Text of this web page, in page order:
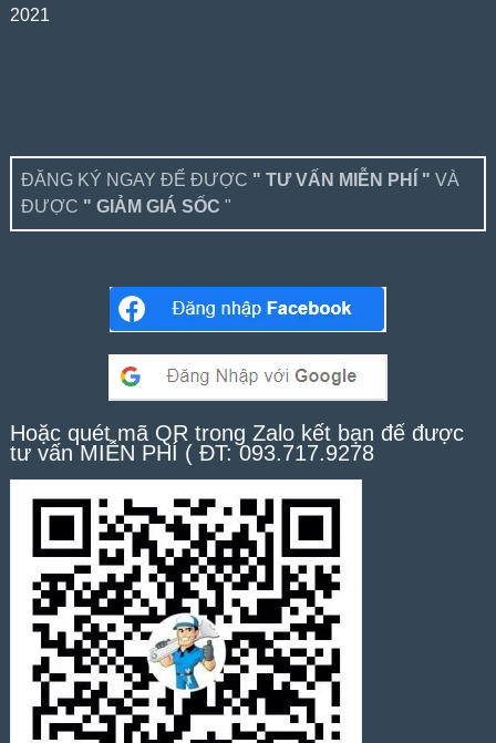
2021
ĐĂNG KÝ NGAY ĐỂ ĐƯỢC " TƯ VẤN MIỄN PHÍ " VÀ
ĐƯỢC " GIẢM GIÁ SỐC "
Hoặc quét mã QR trong Zalo kết bạn để được
tư vấn MIỄN PHÍ ( ĐT: 093.717.9278